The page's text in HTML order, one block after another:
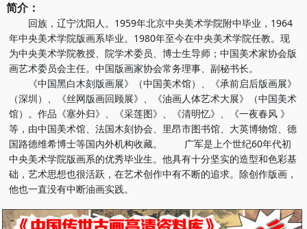
简介：
回族，辽宁沈阳人。1959年北京中央美术学院附中毕业，1964
年中央美术学院版画系毕业。1980年至今在中央美术学院任教。现
为中央美术学院教授、院学术委员、博士生导师；中国美术家协会版
画艺术委员会主任。中国版画家协会常务理事、副秘书长。
《中国黑白木刻版画展》（中国美术馆）、《承前启后版画展》
（深圳）、《丝网版画回顾展》、《油画人体艺术大展》（中国美术
馆）。作品《塞外归》、《采莲图》、《清明忆》、《一夜春风 》
等，由中国美术馆、法国木刻协会、里昂市图书馆、大英博物馆、德
国路德维希博士等国内外机构收藏。 广军是上个世纪60年代初
中央美术学院版画系的优秀毕业生。他具有十分坚实的造型和色彩基
础，艺术思想也很活跃，在艺术创作中有不断的追求。除创作版画，
他也一直没有中断油画实践。